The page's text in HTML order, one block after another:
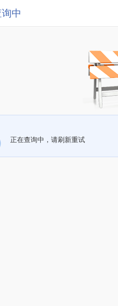
中
正在查询中，请刷新重试